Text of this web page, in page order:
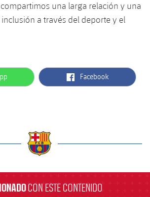
las amateurs
Rising
una larga relación y una
a través del deporte y el
label.aria.facebook
Facebook
CON ESTE CONTENIDO